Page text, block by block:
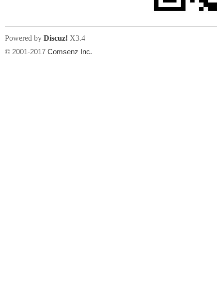
Powered by Discuz! X3.4
© 2001-2017 Comsenz Inc.